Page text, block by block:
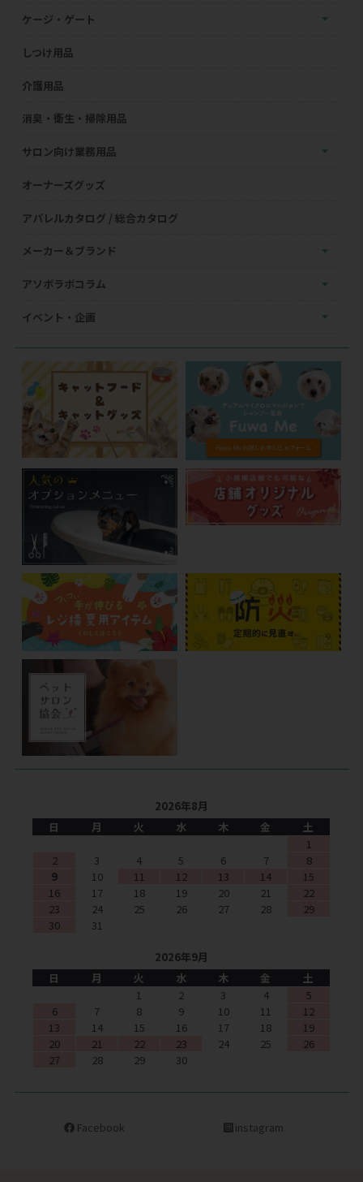
ケージ・ゲート
しつけ用品
介護用品
消臭・衛生・掃除用品
サロン向け業務用品
オーナーズグッズ
アパレルカタログ / 総合カタログ
メーカー＆ブランド
アソボラボコラム
イベント・企画
2026年8月
日
月 火 水 木 金
土
1
2
3 4 5 6 7
8
9
10 11 12 13 14
15
16
17 18 19 20 21
22
23
24 25 26 27 28
29
30
31
2026年9月
日
月 火 水 木 金
土
1
2 3 4
5
6
7 8 9 10 11
12
13
14 15 16 17 18
19
20
21 22 23 24 25
26
27
28 29 30
Facebook instagram